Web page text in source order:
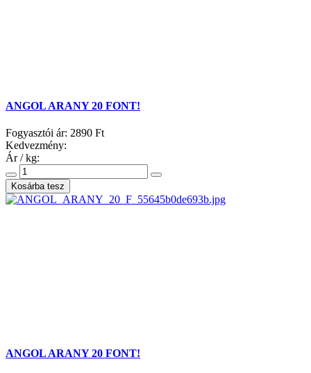
ANGOL ARANY 20 FONT!
Fogyasztói ár: 2890 Ft
Kedvezmény:
Ár / kg:
ANGOL ARANY 20 FONT!